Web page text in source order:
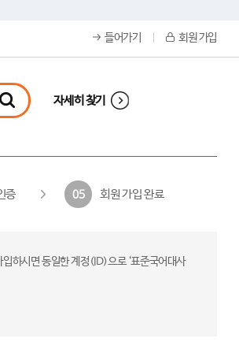
들어가기 회원 가입
자세히 찾기
증 05 회원 가입 완료
하시면 동일한 계정(ID)으로 ‘표준국어대사